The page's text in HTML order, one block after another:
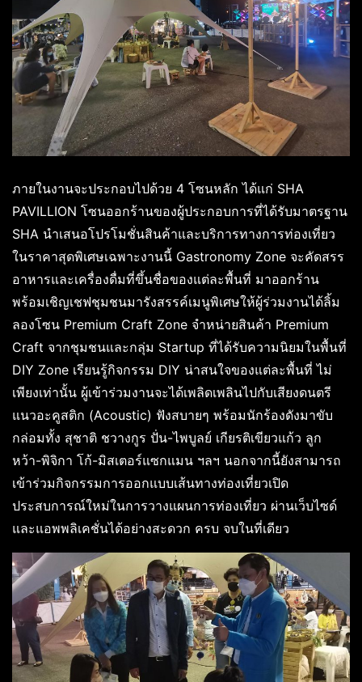
ภายในงานจะประกอบไปด้วย 4 โซนหลัก ได้แก่ SHA
PAVILLION โซนออกร้านของผู้ประกอบการที่ได้รับมาตรฐาน
SHA นำเสนอโปรโมชั่นสินค้าและบริการทางการท่องเที่ยว
ในราคาสุดพิเศษเฉพาะงานนี้ Gastronomy Zone จะคัดสรร
อาหารและเครื่องดื่มที่ขึ้นชื่อของแต่ละพื้นที่ มาออกร้าน
พร้อมเชิญเชฟชุมชนมารังสรรค์เมนูพิเศษให้ผู้ร่วมงานได้ลิ้ม
ลองโซน Premium Craft Zone จำหน่ายสินค้า Premium
Craft จากชุมชนและกลุ่ม Startup ที่ได้รับความนิยมในพื้นที่
DIY Zone เรียนรู้กิจกรรม DIY น่าสนใจของแต่ละพื้นที่ ไม่
เพียงเท่านั้น ผู้เข้าร่วมงานจะได้เพลิดเพลินไปกับเสียงดนตรี
แนวอะคูสติก (Acoustic) ฟังสบายๆ พร้อมนักร้องดังมาขับ
กล่อมทั้ง สุชาติ ชวางกูร ปั่น-ไพบูลย์ เกียรติเขียวแก้ว ลูก
หว้า-พิจิกา โก้-มิสเตอร์แซกแมน ฯลฯ นอกจากนี้ยังสามารถ
เข้าร่วมกิจกรรมการออกแบบเส้นทางท่องเที่ยวเปิด
ประสบการณ์ใหม่ในการวางแผนการท่องเที่ยว ผ่านเว็บไซด์
และแอพพลิเคชั่นได้อย่างสะดวก ครบ จบในที่เดียว